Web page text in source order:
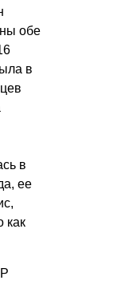
обе
в
в
ее
как